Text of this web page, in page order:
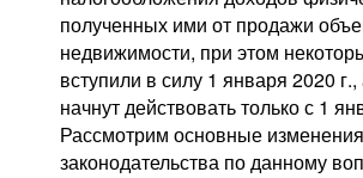
полученных ими от продажи
недвижимости, при этом
вступили в силу 1 января 2020 г.,
начнут действовать только с 1
Рассмотрим основные изменения
законодательства по данному